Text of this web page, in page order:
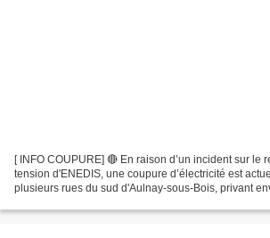
[ INFO COUPURE] 🔴 En raison d’un incident sur le
tension d'ENEDIS, une coupure d’électricité est
plusieurs rues du sud d'Aulnay-sous-Bois, privant